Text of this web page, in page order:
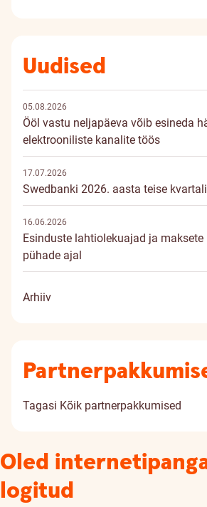
Uudised
05.08.2026
Ööl vastu neljapäeva võib esineda
elektrooniliste kanalite töös
17.07.2026
Swedbanki 2026. aasta teise
16.06.2026
Esinduste lahtiolekuajad ja
pühade ajal
Arhiiv
Tagasi Kõik partnerpakkumised
Oled
logitud